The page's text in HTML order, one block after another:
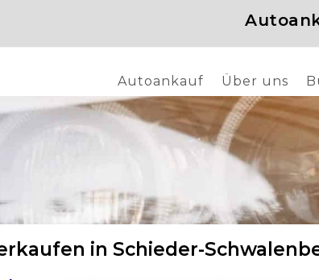
Autoankauf Über uns
in Schieder-